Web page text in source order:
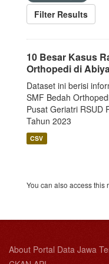
Filter Results
10 Besar Kasus
Orthopedi di
Dataset ini berisi
SMF Bedah
Pusat Geriatri RSUD
Tahun 2023
CSV
You can also access this
About Portal Data Jawa